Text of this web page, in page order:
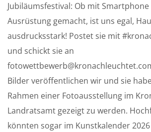
Jubiläumsfestival: Ob mit
Ausrüstung gemacht, ist uns egal,
ausdrucksstark! Postet sie mit
und schickt sie an
Bilder veröffentlichen wir und sie
Rahmen einer Fotoausstellung im
Landratsamt gezeigt zu werden.
könnten sogar im Kunstkalender